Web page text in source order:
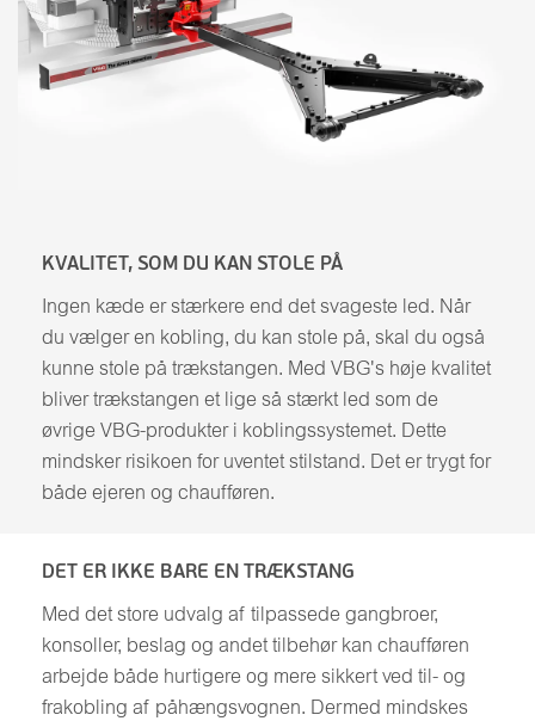
KVALITET, SOM DU KAN STOLE PÅ
Ingen kæde er stærkere end det svageste led. Når
du vælger en kobling, du kan stole på, skal du også
kunne stole på trækstangen. Med VBG's høje kvalitet
bliver trækstangen et lige så stærkt led som de
øvrige VBG-produkter i koblingssystemet. Dette
mindsker risikoen for uventet stilstand. Det er trygt for
både ejeren og chaufføren.
DET ER IKKE BARE EN TRÆKSTANG
Med det store udvalg af tilpassede gangbroer,
konsoller, beslag og andet tilbehør kan chaufføren
arbejde både hurtigere og mere sikkert ved til- og
frakobling af påhængsvognen. Dermed mindskes